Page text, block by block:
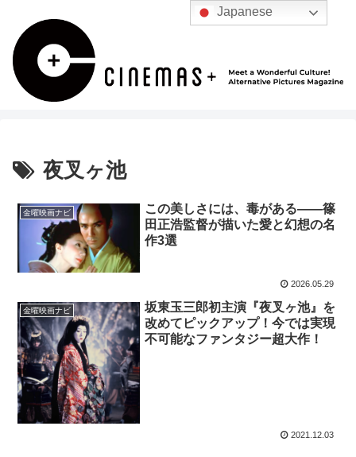
夜叉ヶ池
金曜映画ナビ
この美しさには、毒がある――篠
田正浩監督が描いた愛と幻想の名
作3選
2026.05.29
金曜映画ナビ
坂東玉三郎初主演『夜叉ヶ池』を
改めてピックアップ！今では実現
不可能なファンタジー超大作！
2021.12.03
Japanese